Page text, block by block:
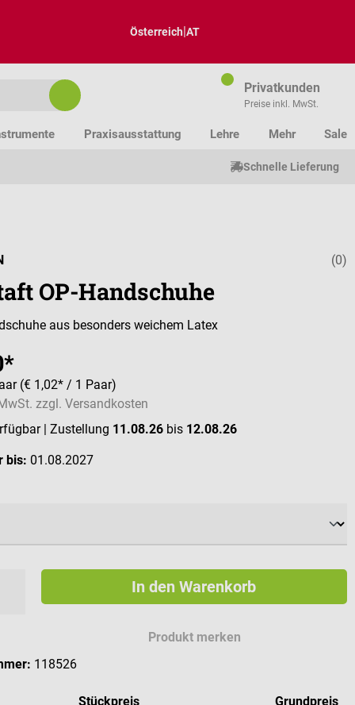
Österreich|AT
Privatkunden
Preise inkl. MwSt.
Praxisausstattung Lehre Mehr Sale
Schnelle Lieferung
(0)
OP-Handschuhe
aus besonders weichem Latex
(€ 1,02* / 1 Paar)
zzgl. Versandkosten
| Zustellung 11.08.26 bis 12.08.26
bis: 01.08.2027
In den Warenkorb
Produkt merken
118526
Stückpreis Grundpreis